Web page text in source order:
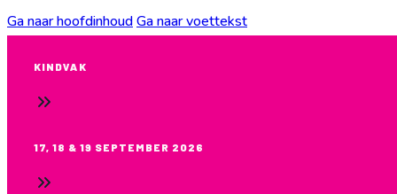
Ga naar hoofdinhoudGa naar voettekst
KINDVAK
17, 18 & 19 SEPTEMBER 2026